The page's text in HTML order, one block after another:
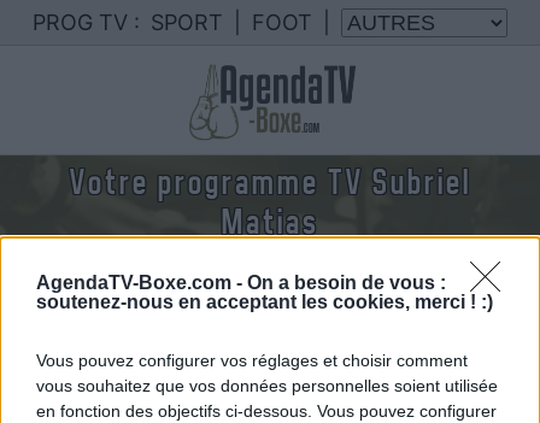
AgendaTV-Boxe.com - On a besoin de vous :
soutenez-nous en acceptant les cookies, merci ! :)
Vous pouvez configurer vos réglages et choisir comment
vous souhaitez que vos données personnelles soient utilisée
en fonction des objectifs ci-dessous. Vous pouvez configurer
PROG TV : SPORT FOOT
Votre programme TV Subriel
Matias
Nous rassemblons le calendrier des combats de
Subriel Matias diffusés à la TV en France